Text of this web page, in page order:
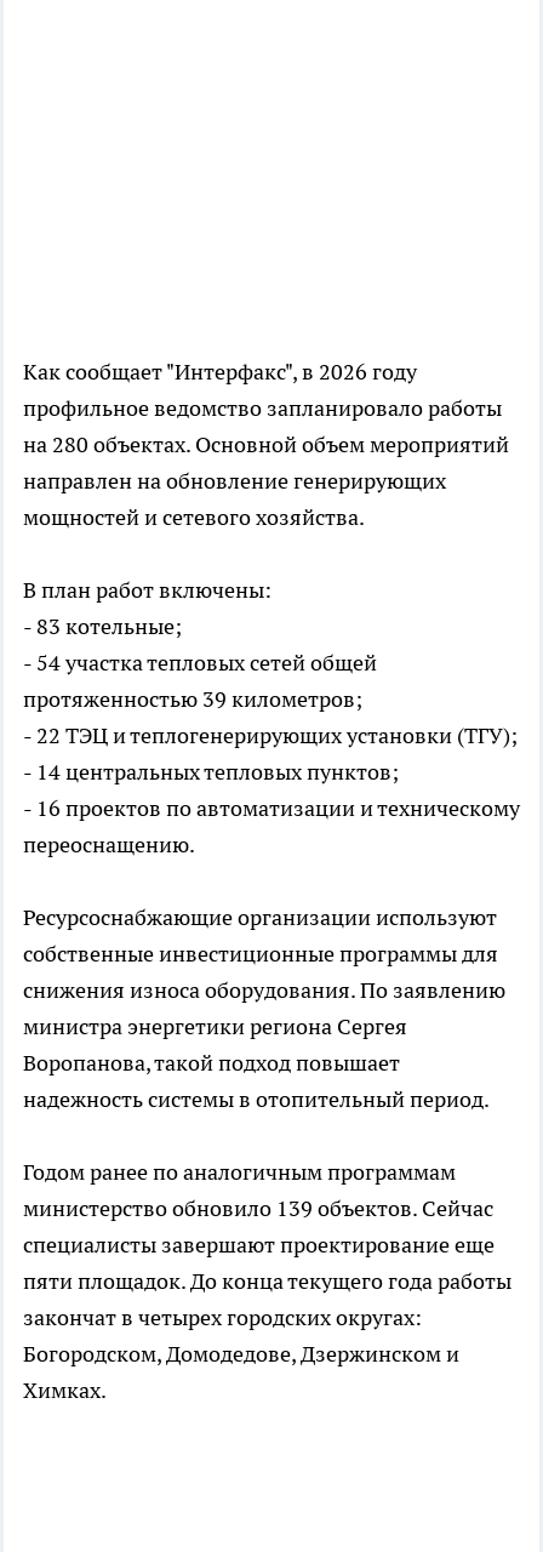
Как сообщает "Интерфакс", в 2026 году
профильное ведомство запланировало работы
на 280 объектах. Основной объем мероприятий
направлен на обновление генерирующих
мощностей и сетевого хозяйства.
В план работ включены:
- 83 котельные;
- 54 участка тепловых сетей общей
протяженностью 39 километров;
- 22 ТЭЦ и теплогенерирующих установки (ТГУ);
- 14 центральных тепловых пунктов;
- 16 проектов по автоматизации и техническому
переоснащению.
Ресурсоснабжающие организации используют
собственные инвестиционные программы для
снижения износа оборудования. По заявлению
министра энергетики региона Сергея
Воропанова, такой подход повышает
надежность системы в отопительный период.
Годом ранее по аналогичным программам
министерство обновило 139 объектов. Сейчас
специалисты завершают проектирование еще
пяти площадок. До конца текущего года работы
закончат в четырех городских округах:
Богородском, Домодедове, Дзержинском и
Химках.